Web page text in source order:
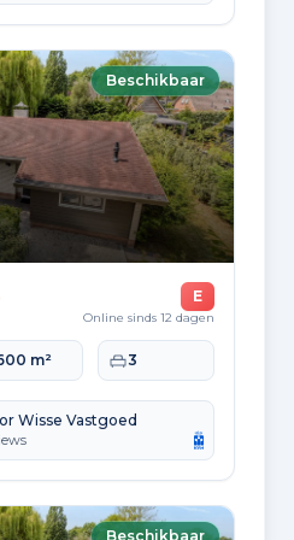
van bewoners
15-25: 185
(2025)
Beschikbaar
E
Online sinds 12 dagen
m² Slaapkamers
3
Wisse Vastgoed
Beschikbaar